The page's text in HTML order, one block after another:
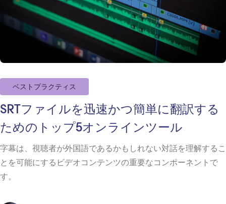
ベストプラクティス
SRTファイルを迅速かつ簡単に翻訳する
ためのトップ5オンラインツール
字幕は、視聴者が外国語であるかもしれない対話を理解するこ
とを可能にするビデオコンテンツの重要なコンポーネントで
す。